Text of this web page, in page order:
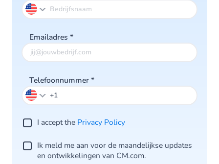
Emailadres *
Telefoonnummer*
I accept the Privacy Po licy
Ik meld me aan voor de maandelijkse updates
en ontwikkelingen van CM.com.